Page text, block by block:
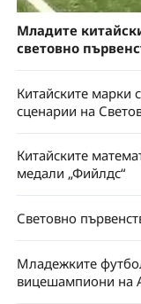
Младите
световно
Китайските марки
сценарии на
Китайските
медали „Фийлдс“
Световно
Младежките
вицешампиони на